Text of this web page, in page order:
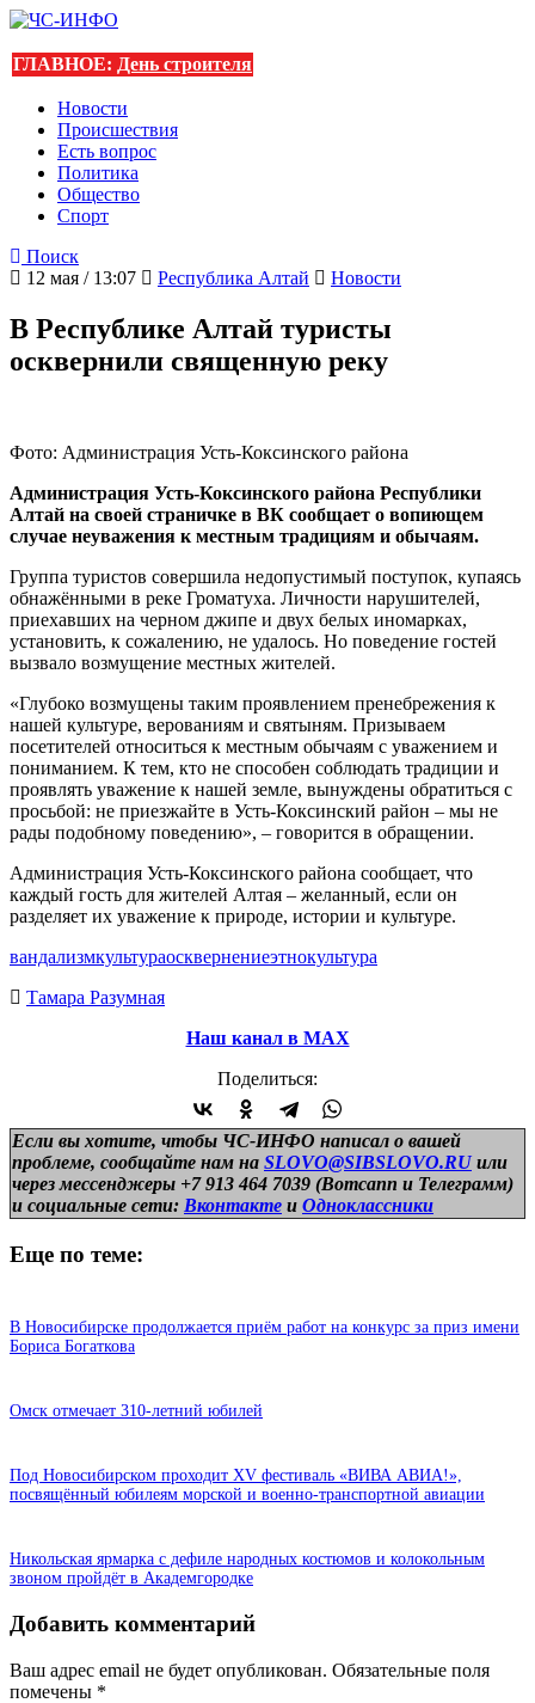
ГЛАВНОЕ: День строителя
Новости
Происшествия
Есть вопрос
Политика
Общество
Спорт
Поиск
12 мая / 13:07
Республика Алтай Новости
В Республике Алтай туристы
осквернили священную реку
Фото: Администрация Усть-Коксинского района
Администрация Усть-Коксинского района Республики
Алтай на своей страничке в ВК сообщает о вопиющем
случае неуважения к местным традициям и обычаям.
Группа туристов совершила недопустимый поступок, купаясь
обнажёнными в реке Громатуха. Личности нарушителей,
приехавших на черном джипе и двух белых иномарках,
установить, к сожалению, не удалось. Но поведение гостей
вызвало возмущение местных жителей.
«Глубоко возмущены таким проявлением пренебрежения к
нашей культуре, верованиям и святыням. Призываем
посетителей относиться к местным обычаям с уважением и
пониманием. К тем, кто не способен соблюдать традиции и
проявлять уважение к нашей земле, вынуждены обратиться с
просьбой: не приезжайте в Усть-Коксинский район – мы не
рады подобному поведению», – говорится в обращении.
Администрация Усть-Коксинского района сообщает, что
каждый гость для жителей Алтая – желанный, если он
разделяет их уважение к природе, истории и культуре.
вандализмкультураосквернениеэтнокультура
Тамара Разумная
Наш канал в МАХ
Поделиться:
Если вы хотите, чтобы ЧС-ИНФО написал о вашей
проблеме, сообщайте нам на SLOVO@SIBSLOVO.RU или
через мессенджеры +7 913 464 7039 (Вотсапп и Телеграмм)
и социальные сети: Вконтакте и Одноклассники
Еще по теме:
В Новосибирске продолжается приём работ на конкурс за приз имени
Бориса Богаткова
Омск отмечает 310-летний юбилей
Под Новосибирском проходит XV фестиваль «ВИВА АВИА!»,
посвящённый юбилеям морской и военно-транспортной авиации
Никольская ярмарка с дефиле народных костюмов и колокольным
звоном пройдёт в Академгородке
Добавить комментарий
Ваш адрес email не будет опубликован. Обязательные поля
помечены *